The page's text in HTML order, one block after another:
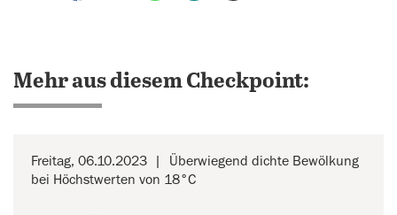
Mehr aus diesem Checkpoint:
Freitag, 06.10.2023
Überwiegend dichte Bewölkung
bei Höchstwerten von 18°C